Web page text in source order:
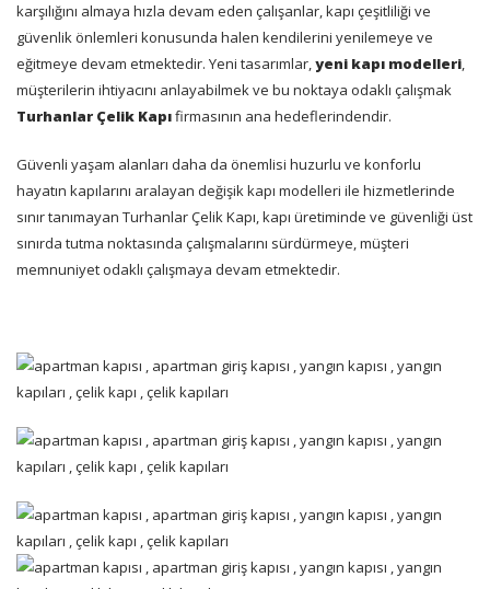
karşılığını almaya hızla devam eden çalışanlar, kapı çeşitliliği ve
güvenlik önlemleri konusunda halen kendilerini yenilemeye ve
eğitmeye devam etmektedir. Yeni tasarımlar,yeni kapı modelleri,
müşterilerin ihtiyacını anlayabilmek ve bu noktaya odaklı çalışmak
Turhanlar Çelik Kapıfirmasının ana hedeflerindendir.
Güvenli yaşam alanları daha da önemlisi huzurlu ve konforlu
hayatın kapılarını aralayan değişik kapı modelleri ile hizmetlerinde
sınır tanımayan Turhanlar Çelik Kapı, kapı üretiminde ve güvenliği üst
sınırda tutma noktasında çalışmalarını sürdürmeye, müşteri
memnuniyet odaklı çalışmaya devam etmektedir.